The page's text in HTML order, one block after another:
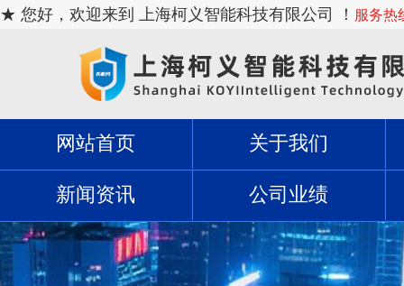
★ 您好，欢迎来到 上海柯义智能科技有限公司 ！ 服务热
网站首页 关于我们
新闻资讯 公司业绩